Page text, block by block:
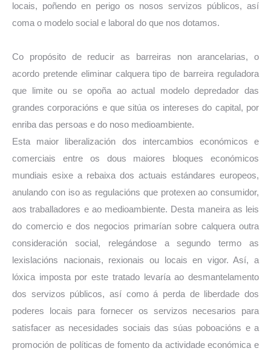
locais, poñendo en perigo os nosos servizos públicos, así
coma o modelo social e laboral do que nos dotamos.
Co propósito de reducir as barreiras non arancelarias, o
acordo pretende eliminar calquera tipo de barreira reguladora
que limite ou se opoña ao actual modelo depredador das
grandes corporacións e que sitúa os intereses do capital, por
enriba das persoas e do noso medioambiente.
Esta maior liberalización dos intercambios económicos e
comerciais entre os dous maiores bloques económicos
mundiais esixe a rebaixa dos actuais estándares europeos,
anulando con iso as regulacións que protexen ao consumidor,
aos traballadores e ao medioambiente. Desta maneira as leis
do comercio e dos negocios primarían sobre calquera outra
consideración social, relegándose a segundo termo as
lexislacións nacionais, rexionais ou locais en vigor. Así, a
lóxica imposta por este tratado levaría ao desmantelamento
dos servizos públicos, así como á perda de liberdade dos
poderes locais para fornecer os servizos necesarios para
satisfacer as necesidades sociais das súas poboacións e a
promoción de políticas de fomento da actividade económica e